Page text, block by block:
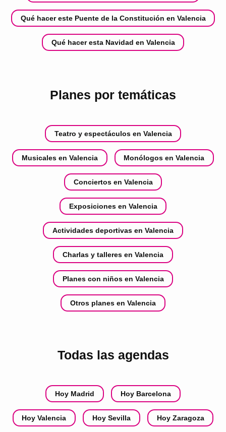
Qué hacer este Puente de la Constitución en Valencia
Qué hacer esta Navidad en Valencia
Planes por temáticas
Teatro y espectáculos en Valencia
Musicales en Valencia Monólogos en Valencia
Conciertos en Valencia
Exposiciones en Valencia
Actividades deportivas en Valencia
Charlas y talleres en Valencia
Planes con niños en Valencia
Otros planes en Valencia
Todas las agendas
Hoy Madrid Hoy Barcelona
Hoy Valencia Hoy Sevilla Hoy Zaragoza